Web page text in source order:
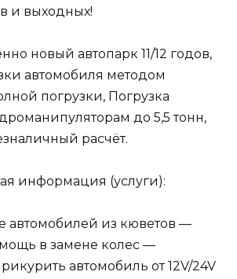
и выходных!
новый автопарк 11/12 годов,
автомобиля методом
погрузки, Погрузка
до 5,5 тонн,
расчёт.
информация (услуги):
автомобилей из кюветов —
в замене колес —
автомобиль от 12V/24V